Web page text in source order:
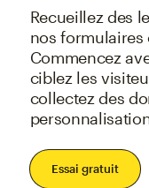
Recueillez des
nos formulaires
Commencez
ciblez les
collectez des
Essai gratuit